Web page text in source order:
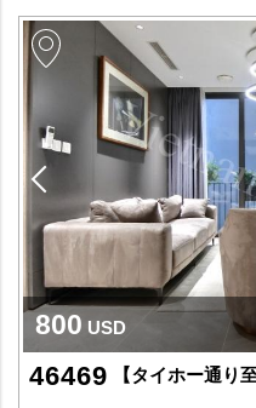
800 USD
46469 【タイホー通り至近